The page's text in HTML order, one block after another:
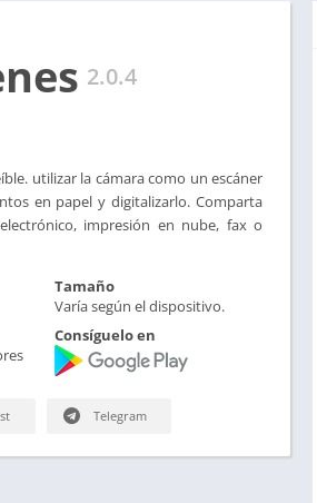
2.0.4
utilizar la cámara como un escáner
en papel y digitalizarlo. Comparta
impresión en nube, fax o
Tamaño
Varía según el dispositivo.
Consíguelo en
Telegram